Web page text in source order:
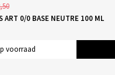
ART 0/0 BASE NEUTRE 100 ML
voorraad